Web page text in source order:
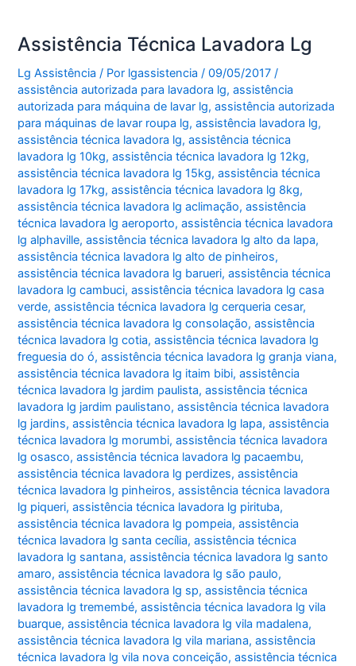
Assistência Técnica Lavadora Lg
Lg Assistência / Por lgassistencia/09/05/2017 /
assistência autorizada para lavadora lg,assistência
autorizada para máquina de lavar lg,assistência autorizada
para máquinas de lavar roupa lg,assistência lavadora lg,
assistência técnica lavadora lg,assistência técnica
lavadora lg 10kg,assistência técnica lavadora lg 12kg,
assistência técnica lavadora lg 15kg,assistência técnica
lavadora lg 17kg,assistência técnica lavadora lg 8kg,
assistência técnica lavadora lg aclimação,assistência
técnica lavadora lg aeroporto,assistência técnica lavadora
lg alphaville,assistência técnica lavadora lg alto da lapa,
assistência técnica lavadora lg alto de pinheiros,
assistência técnica lavadora lg barueri,assistência técnica
lavadora lg cambuci,assistência técnica lavadora lg casa
verde,assistência técnica lavadora lg cerqueria cesar,
assistência técnica lavadora lg consolação,assistência
técnica lavadora lg cotia,assistência técnica lavadora lg
freguesia do ó,assistência técnica lavadora lg granja viana,
assistência técnica lavadora lg itaim bibi,assistência
técnica lavadora lg jardim paulista,assistência técnica
lavadora lg jardim paulistano,assistência técnica lavadora
lg jardins,assistência técnica lavadora lg lapa,assistência
técnica lavadora lg morumbi,assistência técnica lavadora
lg osasco,assistência técnica lavadora lg pacaembu,
assistência técnica lavadora lg perdizes,assistência
técnica lavadora lg pinheiros,assistência técnica lavadora
lg piqueri,assistência técnica lavadora lg pirituba,
assistência técnica lavadora lg pompeia,assistência
técnica lavadora lg santa cecília,assistência técnica
lavadora lg santana,assistência técnica lavadora lg santo
amaro,assistência técnica lavadora lg são paulo,
assistência técnica lavadora lg sp,assistência técnica
lavadora lg tremembé,assistência técnica lavadora lg vila
buarque,assistência técnica lavadora lg vila madalena,
assistência técnica lavadora lg vila mariana,assistência
técnica lavadora lg vila nova conceição,assistência técnica